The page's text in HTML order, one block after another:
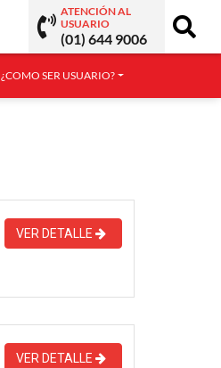
ATENCIÓN AL
USUARIO
(01) 644 9006
¿COMO SER USUARIO?
VER DETALLE
VER DETALLE